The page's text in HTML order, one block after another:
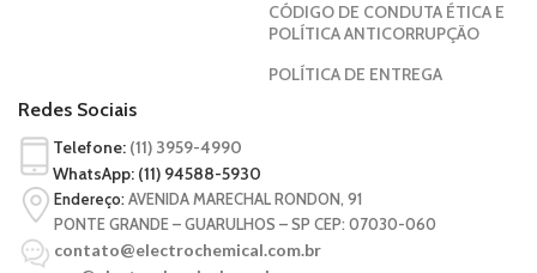
CÓDIGO DE CONDUTA ÉTICA E
POLÍTICA ANTICORRUPÇÃO
POLÍTICA DE ENTREGA
Redes Sociais
Telefone: (11) 3959-4990
WhatsApp: (11) 94588-5930
Endereço:AVENIDA MARECHAL RONDON, 91
PONTE GRANDE – GUARULHOS – SP CEP: 07030-060
contato@electrochemical.com.br